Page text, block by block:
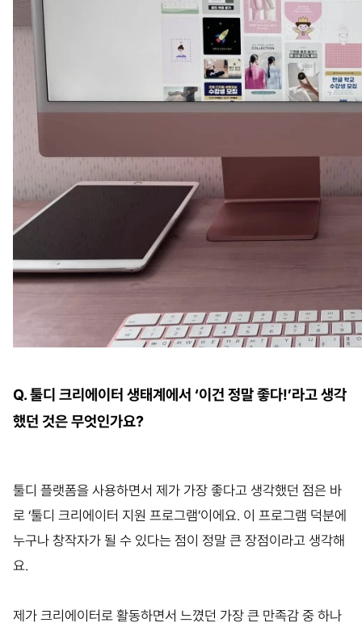
Q. 툴디 크리에이터 생태계에서 ‘이건 정말 좋다!’라고 생각
했던 것은 무엇인가요?
툴디 플랫폼을 사용하면서 제가 가장 좋다고 생각했던 점은 바
로 ‘툴디 크리에이터 지원 프로그램’이에요. 이 프로그램 덕분에
누구나 창작자가 될 수 있다는 점이 정말 큰 장점이라고 생각해
요.
제가 크리에이터로 활동하면서 느꼈던 가장 큰 만족감 중 하나